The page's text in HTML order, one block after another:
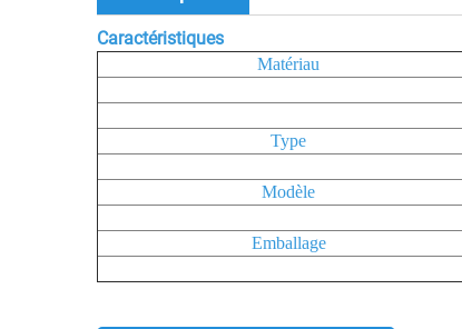
Caractéristiques
Matériau
Type
Modèle
Emballage